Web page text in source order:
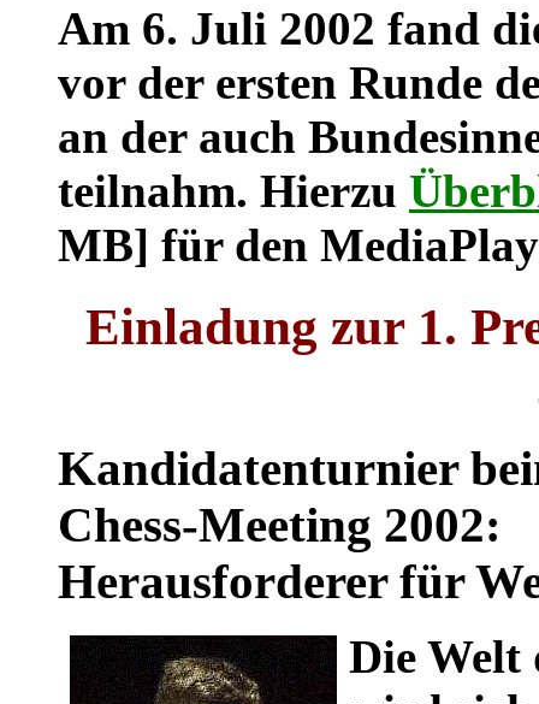
Am 6. Juli 2002 fand
vor der ersten Runde
an der auch
teilnahm. Hierzu
MB] für den
Einladung zur 1.
Kandidatenturnier
Chess-Meeting 2002:
Herausforderer für
Die Welt